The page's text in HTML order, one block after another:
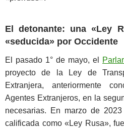
El detonante: una «Ley
«seducida» por Occidente
El pasado 1° de mayo, el
proyecto de la Ley de
Extranjera, anteriormente
Agentes Extranjeros, en la
necesarias. En marzo de
calificada como «Ley Rusa», fue